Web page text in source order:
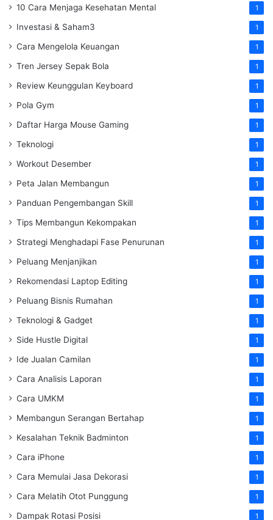
10 Cara Menjaga Kesehatan Mental 1
Investasi & Saham3 1
Cara Mengelola Keuangan 1
Tren Jersey Sepak Bola 1
Review Keunggulan Keyboard 1
Pola Gym 1
Daftar Harga Mouse Gaming 1
Teknologi 1
Workout Desember 1
Peta Jalan Membangun 1
Panduan Pengembangan Skill 1
Tips Membangun Kekompakan 1
Strategi Menghadapi Fase Penurunan 1
Peluang Menjanjikan 1
Rekomendasi Laptop Editing 1
Peluang Bisnis Rumahan 1
Teknologi & Gadget 1
Side Hustle Digital 1
Ide Jualan Camilan 1
Cara Analisis Laporan 1
Cara UMKM 1
Membangun Serangan Bertahap 1
Kesalahan Teknik Badminton 1
Cara iPhone 1
Cara Memulai Jasa Dekorasi 1
Cara Melatih Otot Punggung 1
Dampak Rotasi Posisi 1